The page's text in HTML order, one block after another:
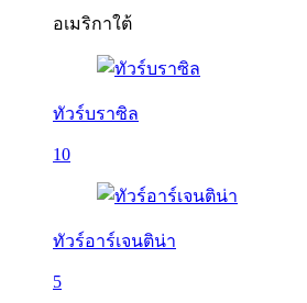
อเมริกาใต้
ทัวร์บราซิล
10
ทัวร์อาร์เจนติน่า
5